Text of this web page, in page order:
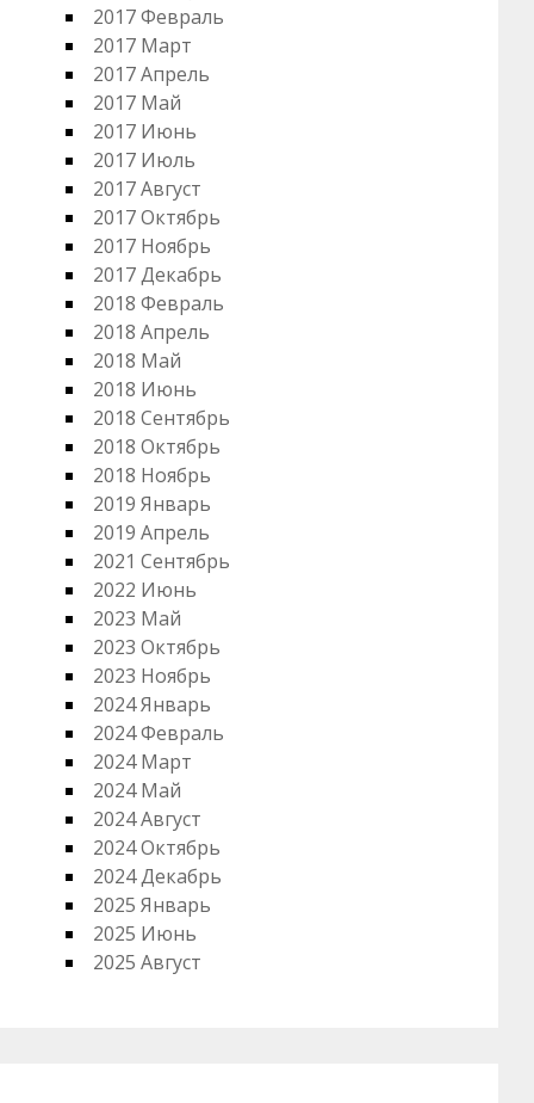
2017 Февраль
2017 Март
2017 Апрель
2017 Май
2017 Июнь
2017 Июль
2017 Август
2017 Октябрь
2017 Ноябрь
2017 Декабрь
2018 Февраль
2018 Апрель
2018 Май
2018 Июнь
2018 Сентябрь
2018 Октябрь
2018 Ноябрь
2019 Январь
2019 Апрель
2021 Сентябрь
2022 Июнь
2023 Май
2023 Октябрь
2023 Ноябрь
2024 Январь
2024 Февраль
2024 Март
2024 Май
2024 Август
2024 Октябрь
2024 Декабрь
2025 Январь
2025 Июнь
2025 Август